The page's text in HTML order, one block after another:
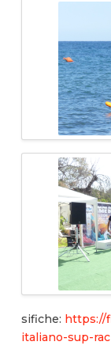
sifiche: https://
italiano-sup-